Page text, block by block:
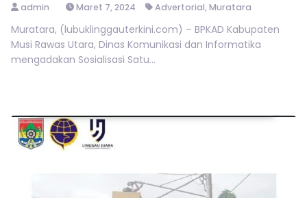
admin Maret 7, 2024 Advertorial,Muratara
Muratara, (lubuklinggauterkini.com) – BPKAD Kabupaten
Musi Rawas Utara, Dinas Komunikasi dan Informatika
mengadakan Sosialisasi Satu...